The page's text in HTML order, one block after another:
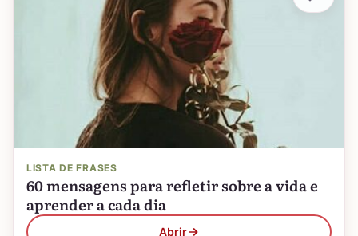
LISTA DE FRASES
60 mensagens para refletir sobre a vida e
aprender a cada dia
Abrir